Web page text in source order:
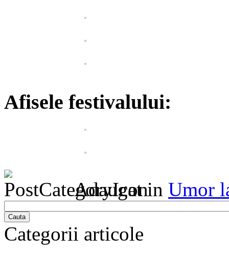
Afisele festivalului:
Adaugat in Umor
Cauta
Categorii articole